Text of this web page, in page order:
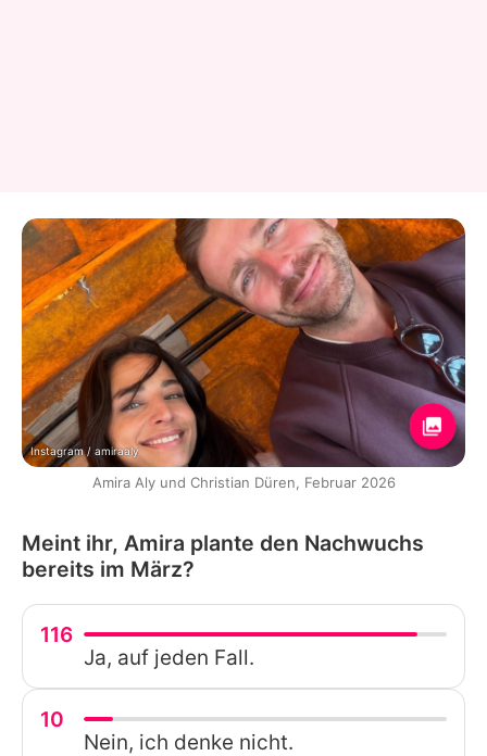
Instagram / amiraaly
Amira Aly und Christian Düren, Februar 2026
Meint ihr, Amira plante den Nachwuchs
bereits im März?
116
Ja, auf jeden Fall.
10
Nein, ich denke nicht.